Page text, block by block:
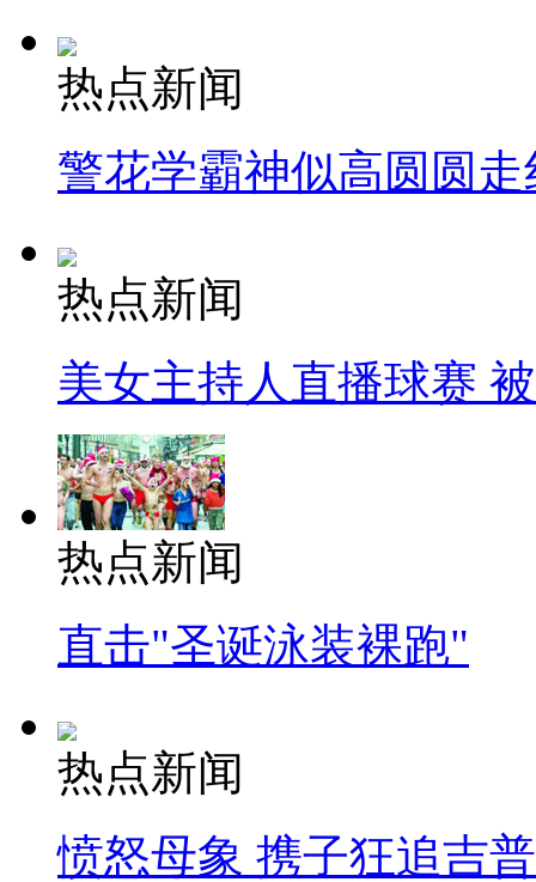
热点新闻
警花学霸神似高圆圆走
热点新闻
美女主持人直播球赛
热点新闻
直击"圣诞泳装裸跑"
热点新闻
愤怒母象 携子狂追吉